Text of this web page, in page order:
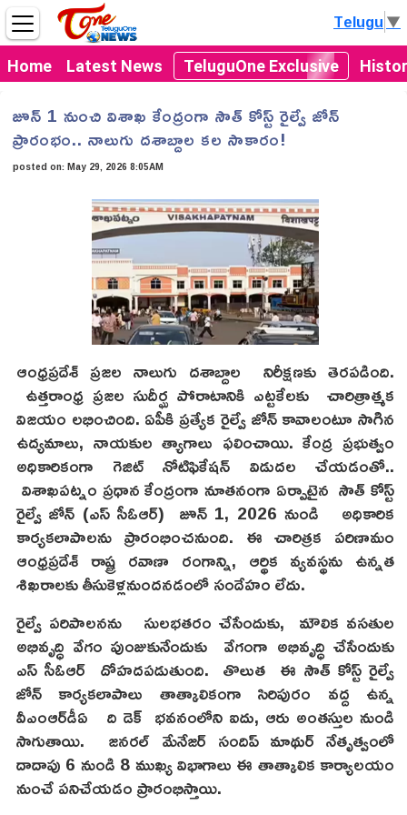
Home Latest News TeluguOne Exclusive
Telugu▼
జూన్ 1 నుంచి విశాఖ కేంద్రంగా సౌత్ కోస్ట్ రైల్వే జోన్
ప్రారంభం.. నాలుగు దశాబ్దాల కల సాకారం!
posted on:May 29, 2026 8:05AM
ఆంధ్రప్రదేశ్ ప్రజల నాలుగు దశాబ్దాల నిరీక్షణకు తెరపడింది.
ఉత్తరాంధ్ర ప్రజల సుదీర్ఘ పోరాటానికి ఎట్టకేలకు చారిత్రాత్మక
విజయం లభించింది. ఏపీకి ప్రత్యేక రైల్వే జోన్ కావాలంటూ సాగిన
ఉద్యమాలు, నాయకుల త్యాగాలు ఫలించాయి. కేంద్ర ప్రభుత్వం
అధికారికంగా గెజిట్ నోటిఫికేషన్ విడుదల చేయడంతో..
విశాఖపట్నం ప్రధాన కేంద్రంగా నూతనంగా ఏర్పాటైన సౌత్ కోస్ట్
రైల్వే జోన్ (ఎస్ సీఓఆర్) జూన్ 1, 2026 నుండి అధికారిక
కార్యకలాపాలను ప్రారంభించనుంది. ఈ చారిత్రక పరిణామం
ఆంధ్రప్రదేశ్ రాష్ట్ర రవాణా రంగాన్ని, ఆర్థిక వ్యవస్థను ఉన్నత
శిఖరాలకు తీసుకెళ్లనుందనడంలో సందేహం లేదు.
రైల్వే పరిపాలనను సులభతరం చేసేందుకు, మౌలిక వసతుల
అభివృద్ధి వేగం పుంజుకునేందుకు వేగంగా అభివృద్ధి చేసేందుకు
ఎస్ సీఓఆర్ దోహదపడుతుంది. తొలుత ఈ సౌత్ కోస్ట్ రైల్వే
జోన్ కార్యకలాపాలు తాత్కాలికంగా సిరిపురం వద్ద ఉన్న
వీఎంఆర్‌డీఏ ది డెక్ భవనంలోని ఐదు, ఆరు అంతస్తుల నుండి
సాగుతాయి. జనరల్ మేనేజర్ సందిప్ మాథుర్ నేతృత్వంలో
దాదాపు 6 నుండి 8 ముఖ్య విభాగాలు ఈ తాత్కాలిక కార్యాలయం
నుంచే పనిచేయడం ప్రారంభిస్తాయి.